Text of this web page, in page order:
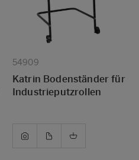
54909
Katrin Bodenständer für
Industrieputzrollen